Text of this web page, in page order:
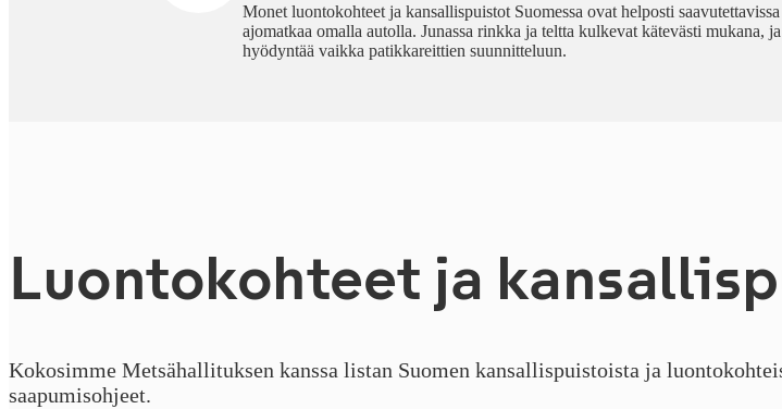
Monet luontokohteet ja kansallispuistot Suomessa ovat helposti
ajomatkaa omalla autolla. Junassa rinkka ja teltta kulkevat kätevästi mukana,
hyödyntää vaikka patikkareittien suunnitteluun.
Luon­to­koh­teet ja
Kokosimme Metsähallituksen kanssa listan Suomen kansallispuistoista ja
saapumisohjeet.